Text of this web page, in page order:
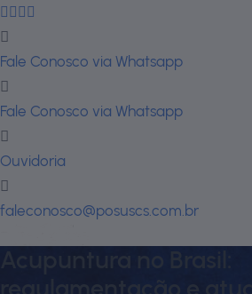
Fale Conosco via Whatsapp
Fale Conosco via Whatsapp
Ouvidoria
faleconosco@posuscs.com.br